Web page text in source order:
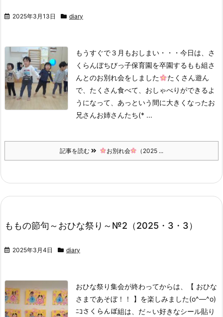
2025年3月13日 diary
もうすぐで３月もおしまい・・・今日は、さ
くらんぼちびっ子保育園を卒園するもも組さ
んとのお別れ会をしました
たくさん遊ん
で、たくさん食べて、おしゃべりができるよ
うになって、あっという間に大きくなったお
兄さんお姉さんたち(* ...
記事を読む お別れ会 （2025 ...
ももの節句～おひな祭り～№2（2025・3・3）
2025年3月4日 diary
おひな祭り集会が終わってからは、【 おひな
さまであそぼ！！ 】を楽しみました(o^―^o)
ﾆｺさくらんぼ組は、だ～い好きなシール貼り